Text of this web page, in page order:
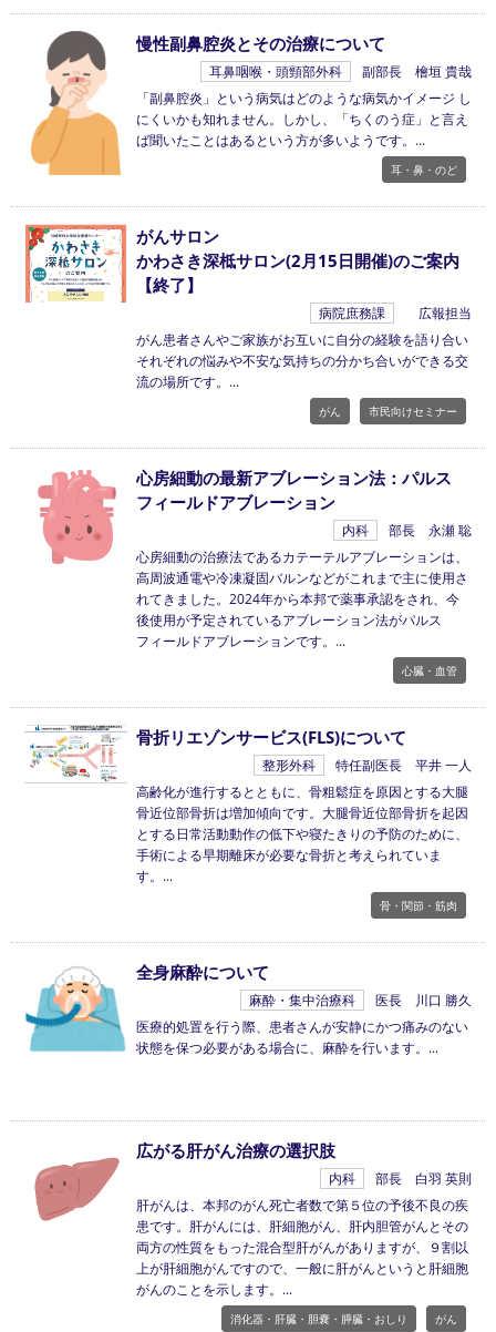
慢性副鼻腔炎とその治療について
耳鼻咽喉・頭頸部外科
副部長 檜垣 貴哉
「副鼻腔炎」という病気はどのような病気かイメージ し
にくいかも知れません。しかし、「ちくのう症」と言え
ば聞いたことはあるという方が多いようです。
耳・鼻・のど
がんサロン
かわさき深柢サロン(2月15日開催)のご案内
【終了】
病院庶務課
広報担当
がん患者さんやご家族がお互いに自分の経験を語り合い
それぞれの悩みや不安な気持ちの分かち合いができる交
流の場所です。
がん 市民向けセミナー
心房細動の最新アブレーション法：パルス
フィールドアブレーション
内科
部長 永瀬 聡
心房細動の治療法であるカテーテルアブレーションは、
高周波通電や冷凍凝固バルンなどがこれまで主に使用さ
れてきました。2024年から本邦で薬事承認をされ、今
後使用が予定されているアブレーション法がパルス
フィールドアブレーションです。
心臓・血管
骨折リエゾンサービス(FLS)について
整形外科
特任副医長 平井 一人
高齢化が進行するとともに、骨粗鬆症を原因とする大腿
骨近位部骨折は増加傾向です。大腿骨近位部骨折を起因
とする日常活動動作の低下や寝たきりの予防のために、
手術による早期離床が必要な骨折と考えられていま
す。
骨・関節・筋肉
全身麻酔について
麻酔・集中治療科
医長 川口 勝久
医療的処置を行う際、患者さんが安静にかつ痛みのない
状態を保つ必要がある場合に、麻酔を行います。
広がる肝がん治療の選択肢
内科
部長 白羽 英則
肝がんは、本邦のがん死亡者数で第５位の予後不良の疾
患です。肝がんには、肝細胞がん、肝内胆管がんとその
両方の性質をもった混合型肝がんがありますが、９割以
上が肝細胞がんですので、一般に肝がんというと肝細胞
がんのことを示します。
消化器・肝臓・胆嚢・膵臓・おしり がん